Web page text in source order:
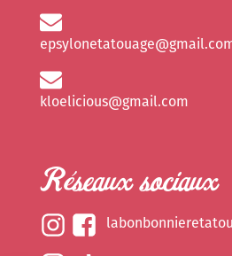
kloelicious@gmail.com
Réseaux sociaux